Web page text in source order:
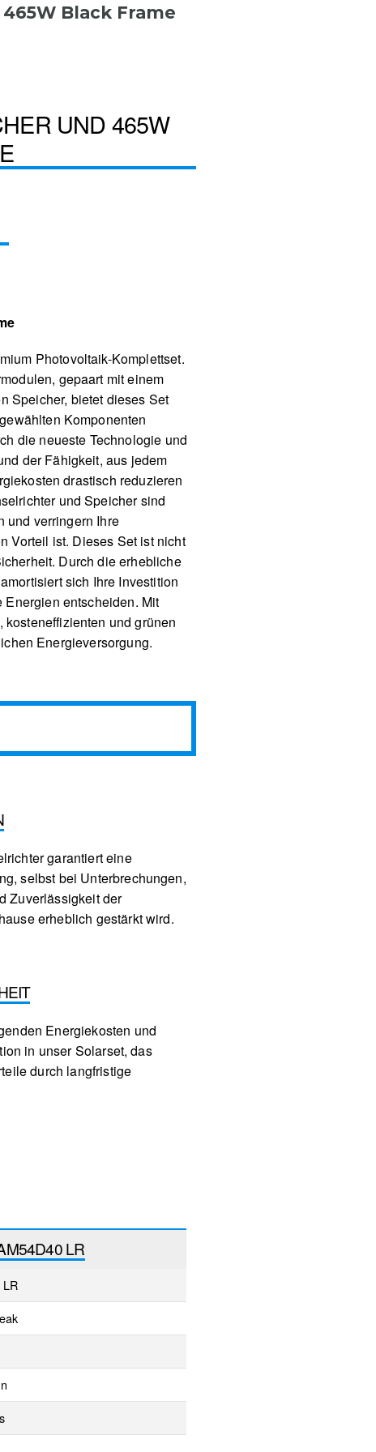
Black Frame
UND 465W
Photovoltaik-Komplettset.
gepaart mit einem
Speicher, bietet dieses Set
Komponenten
die neueste Technologie und
der Fähigkeit, aus jedem
drastisch reduzieren
und Speicher sind
und verringern Ihre
Vorteil ist. Dieses Set ist nicht
Durch die erhebliche
sich Ihre Investition
entscheiden. Mit
und grünen
Energieversorgung.
garantiert eine
selbst bei Unterbrechungen,
Zuverlässigkeit der
erheblich gestärkt wird.
Energiekosten und
in unser Solarset, das
durch langfristige
LR